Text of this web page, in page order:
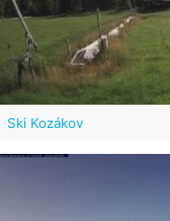
Ski Kozákov